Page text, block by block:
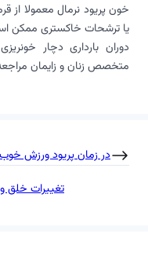
خون پریود نرمال معمولا از
یا ترشحات خاکستری ممکن
دوران بارداری دچار
متخصص زنان و زایمان
در زمان پریود ورزش
تغییرات خلق و